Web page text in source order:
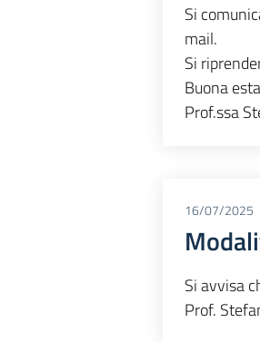
Si
mail.
Si
Buona
Prof.ssa
16/07/2025
Si avvisa
Prof.